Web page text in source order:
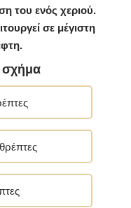
του ενός χεριού.
σε μέγιστη
σχήμα